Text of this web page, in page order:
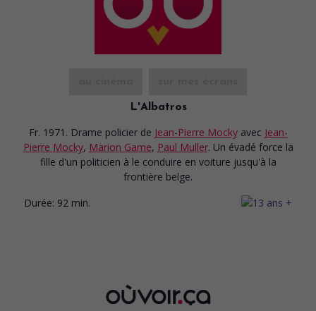
L'Albatros
Fr. 1971. Drame policier de Jean-Pierre Mocky avec Jean-
Pierre Mocky, Marion Game, Paul Muller. Un évadé force la
fille d'un politicien à le conduire en voiture jusqu'à la
frontière belge.
Durée: 92 min.